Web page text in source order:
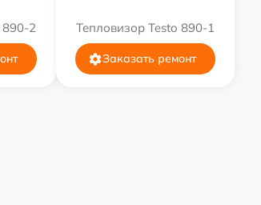
890-2 Тепловизор Testo 890-1
Заказать ремонт